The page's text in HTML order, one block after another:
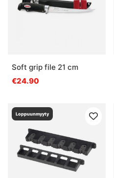
Soft grip file 21 cm
€24.90
Loppuunmyyty